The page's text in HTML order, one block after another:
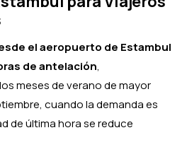
el aeropuerto de Estambul
de antelación,
meses de verano de mayor
cuando la demanda es
de última hora se reduce